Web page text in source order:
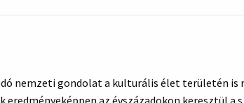
nemzeti gondolat a kulturális élet területén is
az évszázadokon keresztül a